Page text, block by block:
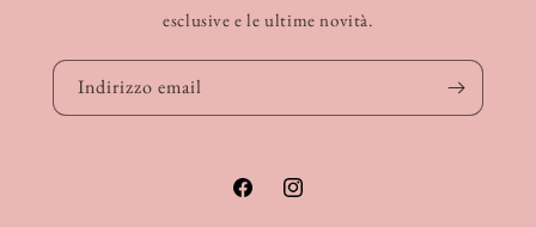
esclusive e le ultime novità.
Indirizzo email
FacebookInstagram